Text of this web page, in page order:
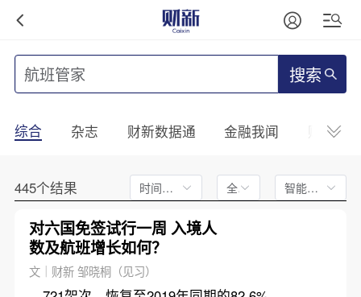
搜索
综合 杂志 财新数据通 金融我闻 财新
445个结果 时间不限 全文 智能排序
对六国免签试行一周 入境人
数及航班增长如何？
文｜财新 邹晓桐（见习）